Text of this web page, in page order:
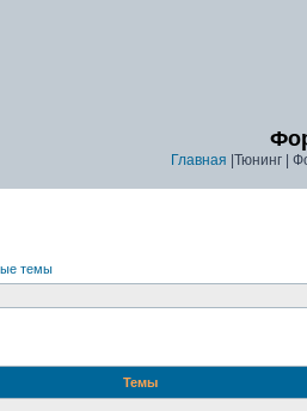
Главная |Тюнинг |
темы
Темы